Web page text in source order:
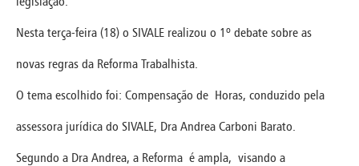
Nesta terça-feira (18) o SIVALE realizou o 1º debate sobre as
novas regras da Reforma Trabalhista.
O tema escolhido foi: Compensação de Horas, conduzido pela
assessora jurídica do SIVALE, Dra Andrea Carboni Barato.
Segundo a Dra Andrea, a Reforma é ampla, visando a